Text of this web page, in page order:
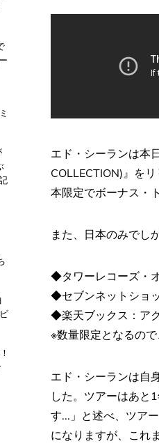
エド・シーランは本
COLLECTION)』を
本限定でボーナス・
また、日本のみでし
◆タワーレコーズ・
◆セブンネットショ
◆楽天ブックス：ア
※数量限定となるので
エド・シーランは自
した。ツアーはあと
す...」と述べ、ツア
になりますが、これ